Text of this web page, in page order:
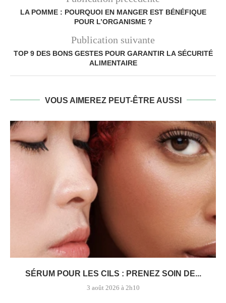
LA POMME : POURQUOI EN MANGER EST BÉNÉFIQUE
POUR L’ORGANISME ?
Publication suivante
TOP 9 DES BONS GESTES POUR GARANTIR LA SÉCURITÉ
ALIMENTAIRE
VOUS AIMEREZ PEUT-ÊTRE AUSSI
SÉRUM POUR LES CILS : PRENEZ SOIN DE...
3 août 2026 à 2h10